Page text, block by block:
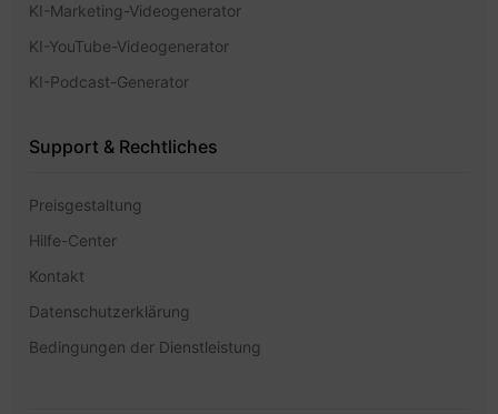
KI-Marketing-Videogenerator
KI-YouTube-Videogenerator
KI-Podcast-Generator
Support & Rechtliches
Preisgestaltung
Hilfe-Center
Kontakt
Datenschutzerklärung
Bedingungen der Dienstleistung